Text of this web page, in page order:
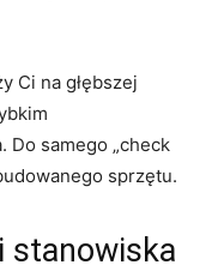
Ci na głębszej
Do samego „check
sprzętu.
stanowiska